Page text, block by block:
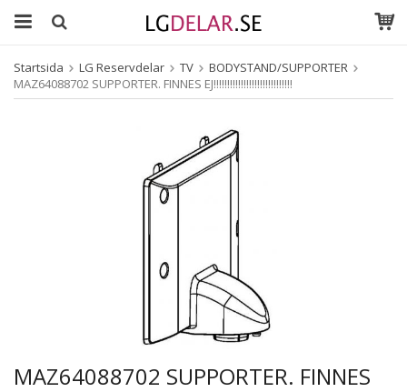
Startsida LG Reservdelar TV
BODYSTAND/SUPPORTER
MAZ64088702 SUPPORTER. FINNES EJ!!!!!!!!!!!!!!!!!!!!!!!!!!!!!
MAZ64088702 SUPPORTER. FINNES